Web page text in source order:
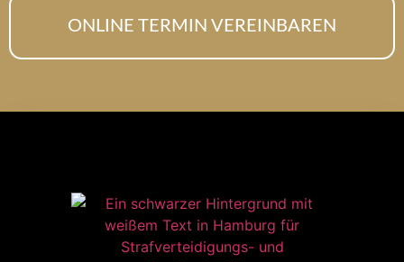
ONLINE TERMIN VEREINBAREN